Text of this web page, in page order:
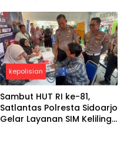
kepolisian
Sambut HUT RI ke-81,
Satlantas Polresta Sidoarjo
Gelar Layanan SIM Keliling